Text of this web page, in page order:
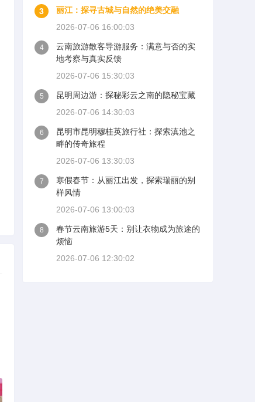
3
丽江：探寻古城与自然的绝美交融
2026-07-06 16:00:03
4
云南旅游散客导游服务：满意与否的实
地考察与真实反馈
2026-07-06 15:30:03
5
昆明周边游：探秘彩云之南的隐秘宝藏
2026-07-06 14:30:03
6
昆明市昆明穆桂英旅行社：探索滇池之
畔的传奇旅程
2026-07-06 13:30:03
7
寒假春节：从丽江出发，探索瑞丽的别
样风情
2026-07-06 13:00:03
8
春节云南旅游5天：别让衣物成为旅途的
烦恼
2026-07-06 12:30:02